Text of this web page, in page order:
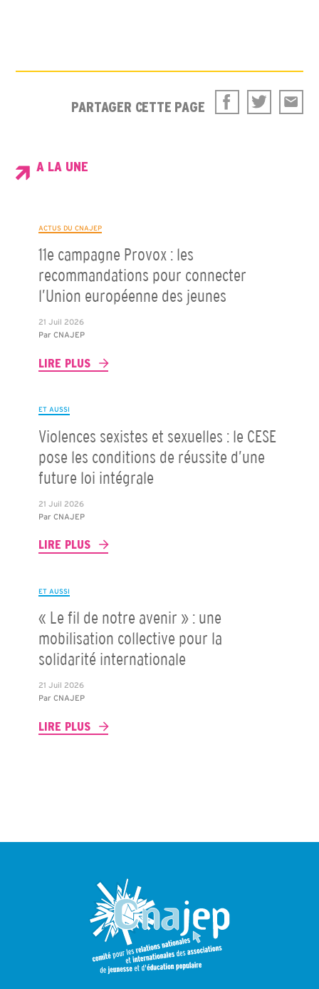
PARTAGER CETTE PAGE
A LA UNE
ACTUS DU CNAJEP
11e campagne Provox : les
recommandations pour connecter
l’Union européenne des jeunes
21 Juil 2026
Par CNAJEP
LIRE PLUS
ET AUSSI
Violences sexistes et sexuelles : le CESE
pose les conditions de réussite d’une
future loi intégrale
21 Juil 2026
Par CNAJEP
LIRE PLUS
ET AUSSI
« Le fil de notre avenir » : une
mobilisation collective pour la
solidarité internationale
21 Juil 2026
Par CNAJEP
LIRE PLUS